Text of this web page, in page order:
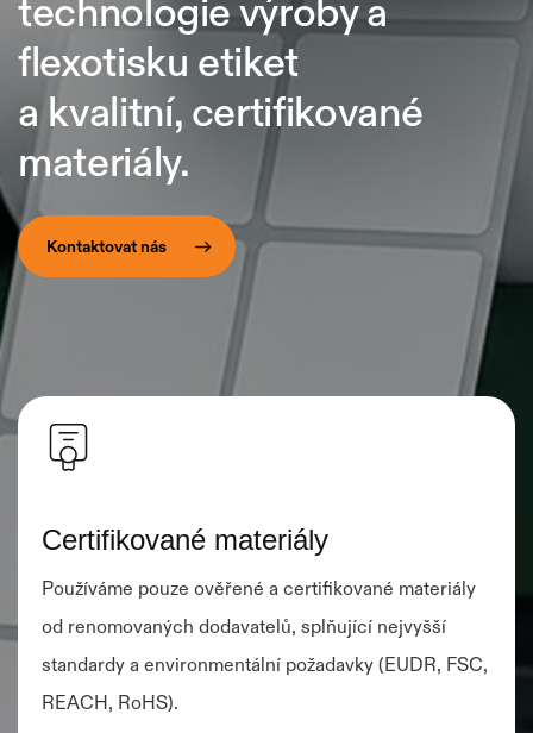
technologie výroby a
flexotisku etiket
a kvalitní, certifikované
materiály.
Kontaktovat nás
Certifikované materiály
Používáme pouze ověřené a certifikované materiály
od renomovaných dodavatelů, splňující nejvyšší
standardy a environmentální požadavky (EUDR, FSC,
REACH, RoHS).